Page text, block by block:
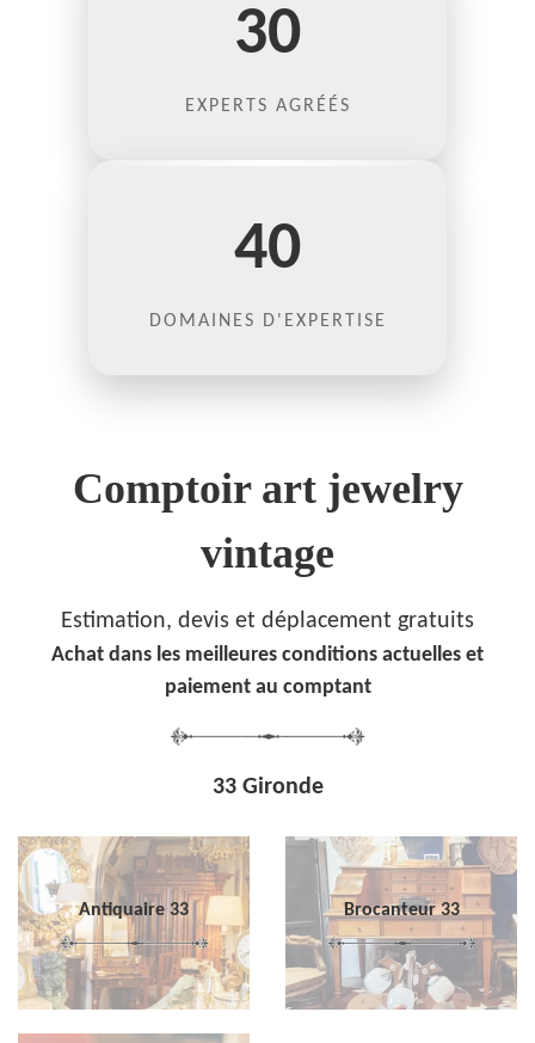
30
EXPERTS AGRÉÉS
40
DOMAINES D'EXPERTISE
Comptoir art jewelry
vintage
Estimation, devis et déplacement gratuits
Achat dans les meilleures conditions actuelles et
paiement au comptant
33 Gironde
Antiquaire 33 Brocanteur 33